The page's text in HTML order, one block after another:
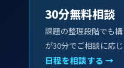
30分無料相談
課題の整理段階でも
が30分でご相談に応じ
日程を相談する →